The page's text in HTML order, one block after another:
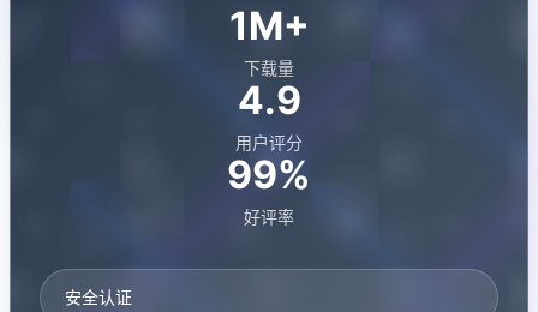
1M+
下载量
4.9
用户评分
99%
好评率
安全认证